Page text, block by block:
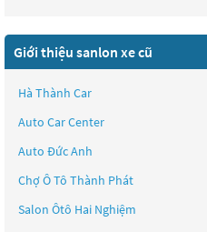
Giới thiệu sanlon xe cũ
Hà Thành Car
Auto Car Center
Auto Đức Anh
Chợ Ô Tô Thành Phát
Salon Ôtô Hai Nghiệm